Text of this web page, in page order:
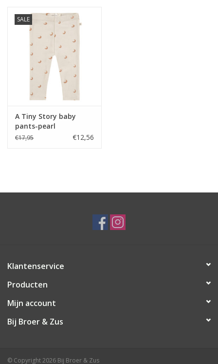
SALE
A Tiny Story baby
pants-pearl
€17,95 €12,56
Klantenservice
Producten
Mijn account
Bij Broer & Zus
© Copyright 2026 Bij Broer & Zus